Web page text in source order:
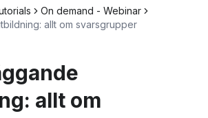
On demand - Webinar
allt om svarsgrupper
allt om